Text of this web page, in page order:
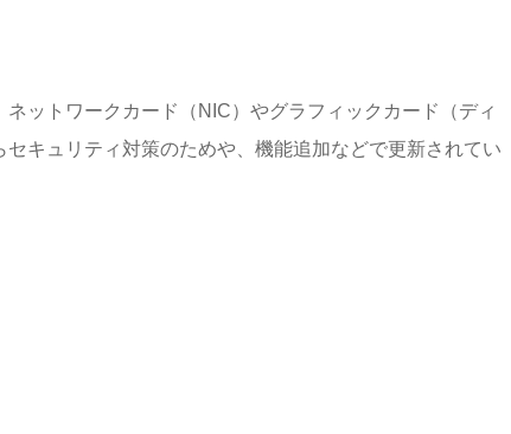
ットワークカード（NIC）やグラフィックカード（ディ
キュリティ対策のためや、機能追加などで更新されてい